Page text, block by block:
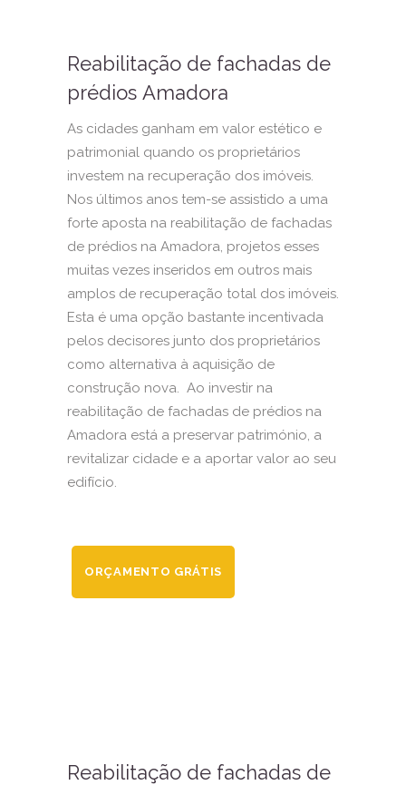
Reabilitação de fachadas de
prédios Amadora
As cidades ganham em valor estético e
patrimonial quando os proprietários
investem na recuperação dos imóveis.
Nos últimos anos tem-se assistido a uma
forte aposta na reabilitação de fachadas
de prédios na Amadora, projetos esses
muitas vezes inseridos em outros mais
amplos de recuperação total dos imóveis.
Esta é uma opção bastante incentivada
pelos decisores junto dos proprietários
como alternativa à aquisição de
construção nova. Ao investir na
reabilitação de fachadas de prédios na
Amadora está a preservar património, a
revitalizar cidade e a aportar valor ao seu
edifício.
ORÇAMENTO GRÁTIS
Reabilitação de fachadas de